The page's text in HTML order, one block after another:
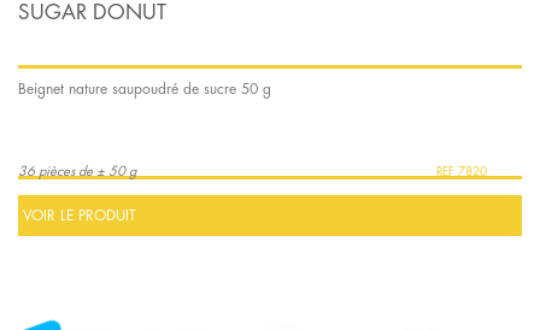
SUGAR DONUT
Beignet nature saupoudré de sucre 50 g
36 pièces de ± 50 g 7820
VOIR LE PRODUIT